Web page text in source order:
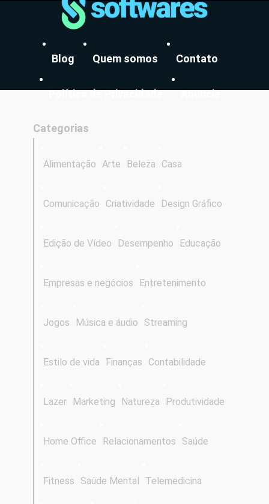
Blog Quem somos Contato
Política de Privacidade Anuncie
Categorias
Alimentação Arte Beleza Casa
Comunicação Criatividade Design Gráfico
Edição de Vídeo Desempenho Educação
Empresas e negócios Entretenimento
Jogos Música e áudio Streaming
Estilo de vida Finanças Contabilidade
Lazer Marketing Natureza Produtividade
Home Office Relacionamentos Saúde
Fitness Saúde Mental Telemedicina